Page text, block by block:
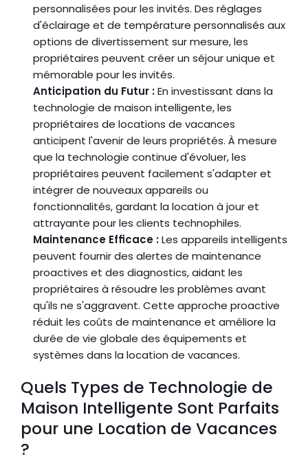
personnalisées pour les invités. Des réglages
d'éclairage et de température personnalisés aux
options de divertissement sur mesure, les
propriétaires peuvent créer un séjour unique et
mémorable pour les invités.
Anticipation du Futur : En investissant dans la
technologie de maison intelligente, les
propriétaires de locations de vacances
anticipent l'avenir de leurs propriétés. À mesure
que la technologie continue d'évoluer, les
propriétaires peuvent facilement s'adapter et
intégrer de nouveaux appareils ou
fonctionnalités, gardant la location à jour et
attrayante pour les clients technophiles.
Maintenance Efficace : Les appareils intelligents
peuvent fournir des alertes de maintenance
proactives et des diagnostics, aidant les
propriétaires à résoudre les problèmes avant
qu'ils ne s'aggravent. Cette approche proactive
réduit les coûts de maintenance et améliore la
durée de vie globale des équipements et
systèmes dans la location de vacances.
Quels Types de Technologie de
Maison Intelligente Sont Parfaits
pour une Location de Vacances
?